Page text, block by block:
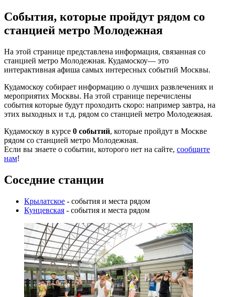
События, которые пройдут рядом со
станцией метро Молодежная
На этой странице представлена информация, связанная со
станцией метро Молодежная. Кудамоскоу— это
интерактивная афиша самых интересных событий Москвы.
Кудамоскоу собирает информацию о лучших развлечениях и
мероприятих Москвы. На этой странице перечислены
события которые будут проходить скоро: например завтра, на
этих выходных и т.д. рядом со станцией метро Молодежная.
Кудамоскоу в курсе 0 событий, которые пройдут в Москве
рядом со станцией метро Молодежная.
Если вы знаете о событии, которого нет на сайте, сообщите
нам!
Соседние станции
Крылатское - события и места рядом
Кунцевская - события и места рядом